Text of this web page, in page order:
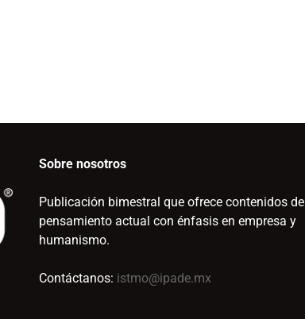
Sobre nosotros
Publicación bimestral que ofrece contenidos de
pensamiento actual con énfasis en empresa y
humanismo.
Contáctanos: istmo@ipade.mx